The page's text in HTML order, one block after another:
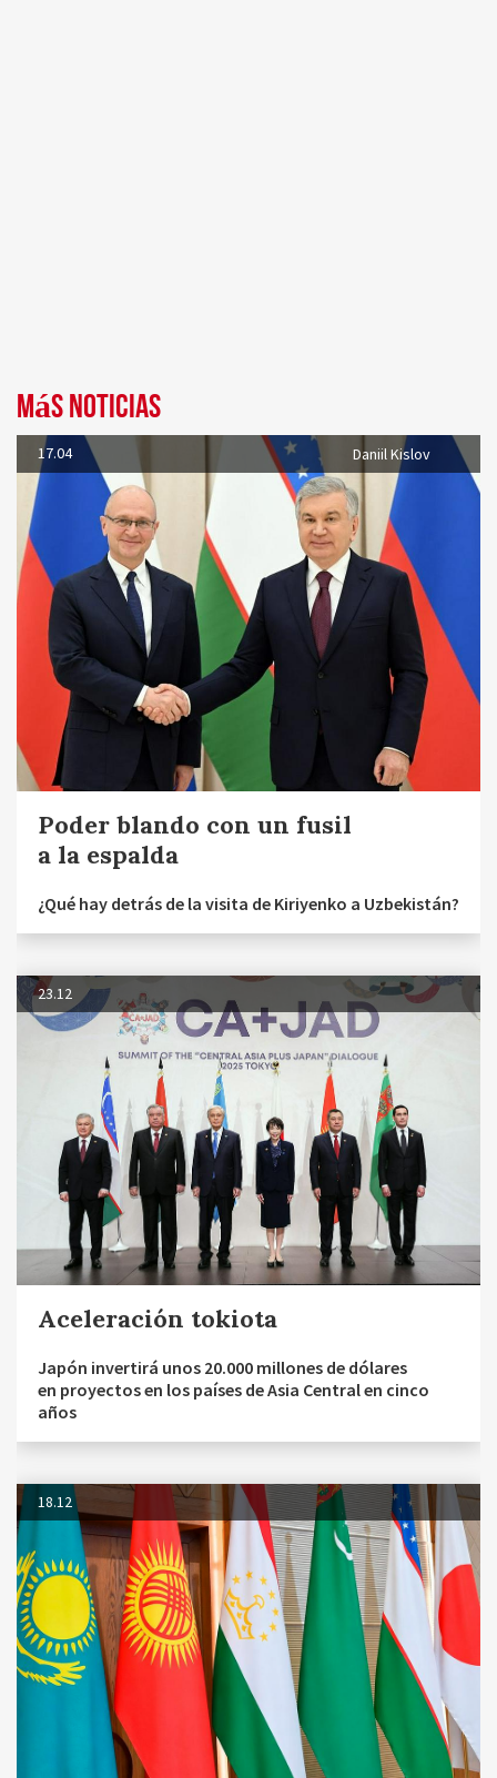
Más noticias
17.04 Daniil Kislov
Poder blando con un fusil
a la espalda
¿Qué hay detrás de la visita de Kiriyenko a Uzbekistán?
23.12
Aceleración tokiota
Japón invertirá unos 20.000 millones de dólares
en proyectos en los países de Asia Central en cinco
años
18.12